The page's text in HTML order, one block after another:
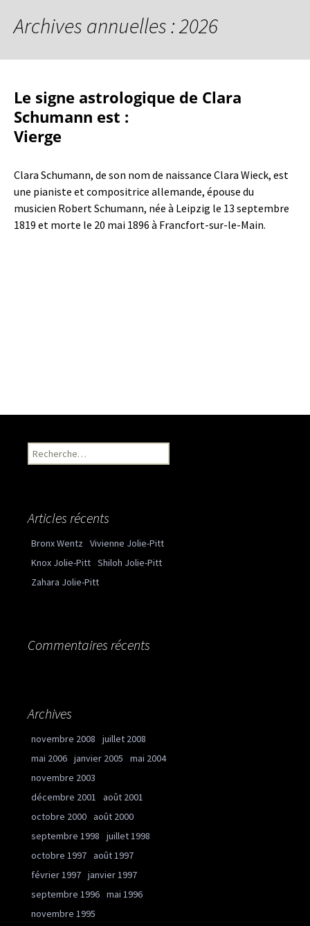
Archives annuelles : 2026
Le signe astrologique de Clara
Schumann est :
Vierge
Clara Schumann, de son nom de naissance Clara Wieck, est
une pianiste et compositrice allemande, épouse du
musicien Robert Schumann, née à Leipzig le 13 septembre
1819 et morte le 20 mai 1896 à Francfort-sur-le-Main.
Recherche pour :
Articles récents
Bronx Wentz Vivienne Jolie-Pitt
Knox Jolie-Pitt Shiloh Jolie-Pitt
Zahara Jolie-Pitt
Commentaires récents
Archives
novembre 2008
juillet 2008
mai 2006 janvier 2005
mai 2004
novembre 2003
décembre 2001
août 2001
octobre 2000 août 2000
septembre 1998
juillet 1998
octobre 1997 août 1997
février 1997 janvier 1997
septembre 1996 mai 1996
novembre 1995